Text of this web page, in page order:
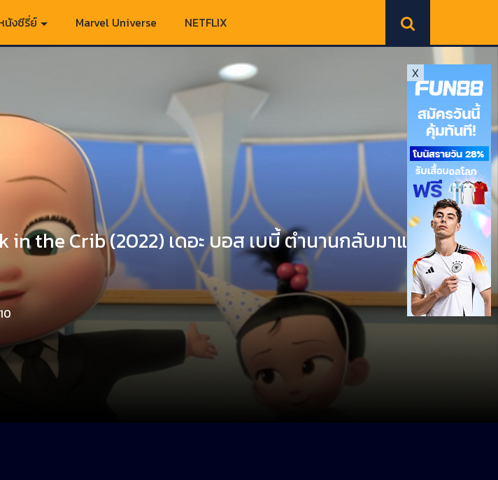
นังซีรี่ย์ Marvel Universe NETFLIX
in the Crib (2022) เดอะ บอส เบบี้ ตำนานกลับมาแล้ว
X